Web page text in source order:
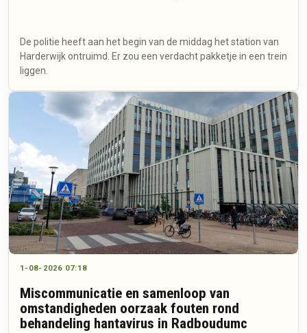
De politie heeft aan het begin van de middag het station van
Harderwijk ontruimd. Er zou een verdacht pakketje in een trein
liggen.
1-08-2026 07:18
Miscommunicatie en samenloop van
omstandigheden oorzaak fouten rond
behandeling hantavirus in Radboudumc